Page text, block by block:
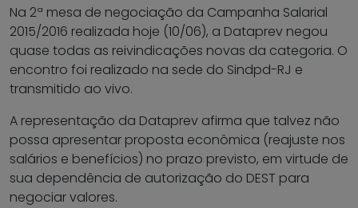
Na 2ª mesa de negociação da Campanha Salarial
2015/2016 realizada hoje (10/06), a Dataprev negou
quase todas as reivindicações novas da categoria. O
encontro foi realizado na sede do Sindpd-RJ e
transmitido ao vivo.
A representação da Dataprev afirma que talvez não
possa apresentar proposta econômica (reajuste nos
salários e benefícios) no prazo previsto, em virtude de
sua dependência de autorização do DEST para
negociar valores.